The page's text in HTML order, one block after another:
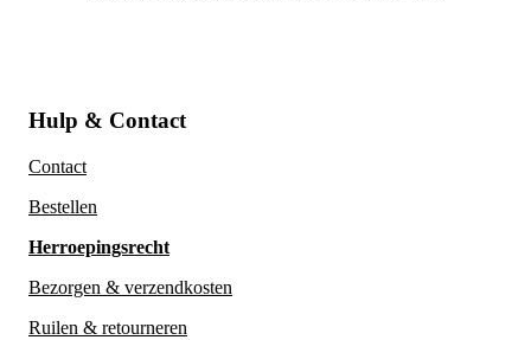
Hulp & Contact
Contact
Bestellen
Herroepingsrecht
Bezorgen & verzendkosten
Ruilen & retourneren